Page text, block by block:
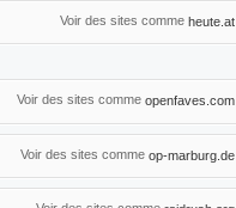
Voir des sites comme heute.at
Voir des sites comme openfaves.com
Voir des sites comme op-marburg.de